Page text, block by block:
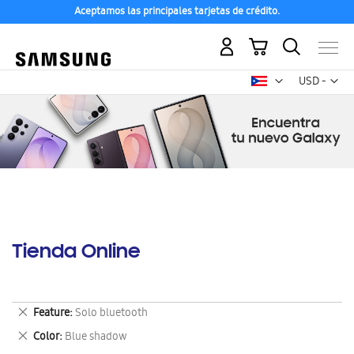
Aceptamos las principales tarjetas de crédito.
USD -
dólar
Mi carrito
Tienda Online
Feature Solo bluetooth
Eliminar
este
artículo
Color Blue shadow
Eliminar